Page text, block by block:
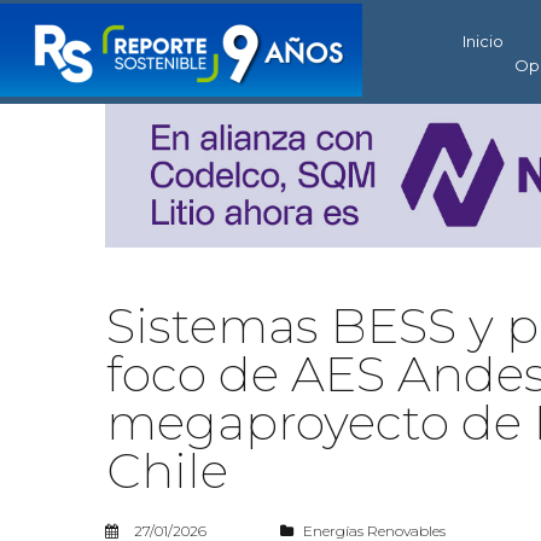
Inicio
Sistemas BESS y
foco de AES
megaproyecto de
Chile
27/01/2026 Energías Renovables